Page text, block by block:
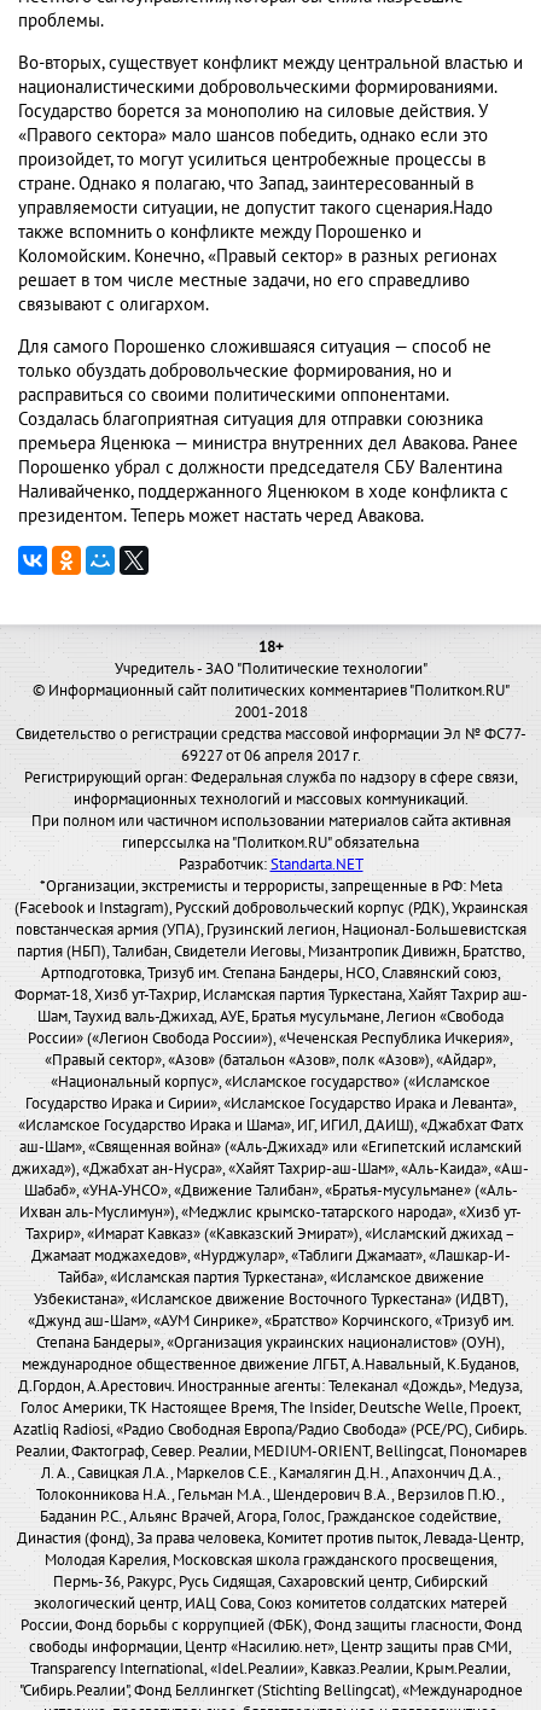
проблемы.
Во-вторых, существует конфликт между центральной властью и
националистическими добровольческими формированиями.
Государство борется за монополию на силовые действия. У
«Правого сектора» мало шансов победить, однако если это
произойдет, то могут усилиться центробежные процессы в
стране. Однако я полагаю, что Запад, заинтересованный в
управляемости ситуации, не допустит такого сценария.Надо
также вспомнить о конфликте между Порошенко и
Коломойским. Конечно, «Правый сектор» в разных регионах
решает в том числе местные задачи, но его справедливо
связывают с олигархом.
Для самого Порошенко сложившаяся ситуация — способ не
только обуздать добровольческие формирования, но и
расправиться со своими политическими оппонентами.
Создалась благоприятная ситуация для отправки союзника
премьера Яценюка — министра внутренних дел Авакова. Ранее
Порошенко убрал с должности председателя СБУ Валентина
Наливайченко, поддержанного Яценюком в ходе конфликта с
президентом. Теперь может настать черед Авакова.
18+
Учредитель - ЗАО "Политические технологии"
© Информационный сайт политических комментариев "Политком.RU"
2001-2018
Свидетельство о регистрации средства массовой информации Эл № ФС77-
69227 от 06 апреля 2017 г.
Регистрирующий орган: Федеральная служба по надзору в сфере связи,
информационных технологий и массовых коммуникаций.
При полном или частичном использовании материалов сайта активная
гиперссылка на "Политком.RU" обязательна
Разработчик:Standarta.NET
*Организации, экстремисты и террористы, запрещенные в РФ: Meta
(Facebook и Instagram), Русский добровольческий корпус (РДК), Украинская
повстанческая армия (УПА), Грузинский легион, Национал-Большевистская
партия (НБП), Талибан, Свидетели Иеговы, Мизантропик Дивижн, Братство,
Артподготовка, Тризуб им. Степана Бандеры, НСО, Славянский союз,
Формат-18, Хизб ут-Тахрир, Исламская партия Туркестана, Хайят Тахрир аш-
Шам, Таухид валь-Джихад, АУЕ, Братья мусульмане, Легион «Свобода
России» («Легион Свобода России»), «Чеченская Республика Ичкерия»,
«Правый сектор», «Азов» (батальон «Азов», полк «Азов»), «Айдар»,
«Национальный корпус», «Исламское государство» («Исламское
Государство Ирака и Сирии», «Исламское Государство Ирака и Леванта»,
«Исламское Государство Ирака и Шама», ИГ, ИГИЛ, ДАИШ), «Джабхат Фатх
аш-Шам», «Священная война» («Аль-Джихад» или «Египетский исламский
джихад»), «Джабхат ан-Нусра», «Хайят Тахрир-аш-Шам», «Аль-Каида», «Аш-
Шабаб», «УНА-УНСО», «Движение Талибан», «Братья-мусульмане» («Аль-
Ихван аль-Муслимун»), «Меджлис крымско-татарского народа», «Хизб ут-
Тахрир», «Имарат Кавказ» («Кавказский Эмират»), «Исламский джихад –
Джамаат моджахедов», «Нурджулар», «Таблиги Джамаат», «Лашкар-И-
Тайба», «Исламская партия Туркестана», «Исламское движение
Узбекистана», «Исламское движение Восточного Туркестана» (ИДВТ),
«Джунд аш-Шам», «АУМ Синрике», «Братство» Корчинского, «Тризуб им.
Степана Бандеры», «Организация украинских националистов» (ОУН),
международное общественное движение ЛГБТ, А.Навальный, К.Буданов,
Д.Гордон, А.Арестович. Иностранные агенты: Телеканал «Дождь», Медуза,
Голос Америки, ТК Настоящее Время, The Insider, Deutsche Welle, Проект,
Azatliq Radiosi, «Радио Свободная Европа/Радио Свобода» (PCE/PC), Сибирь.
Реалии, Фактограф, Север. Реалии, MEDIUM-ORIENT, Bellingcat, Пономарев
Л. А., Савицкая Л.А., Маркелов С.Е., Камалягин Д.Н., Апахончич Д.А.,
Толоконникова Н.А., Гельман М.А., Шендерович В.А., Верзилов П.Ю.,
Баданин Р.С., Альянс Врачей, Агора, Голос, Гражданское содействие,
Династия (фонд), За права человека, Комитет против пыток, Левада-Центр,
Молодая Карелия, Московская школа гражданского просвещения,
Пермь-36, Ракурс, Русь Сидящая, Сахаровский центр, Сибирский
экологический центр, ИАЦ Сова, Союз комитетов солдатских матерей
России, Фонд борьбы с коррупцией (ФБК), Фонд защиты гласности, Фонд
свободы информации, Центр «Насилию.нет», Центр защиты прав СМИ,
Transparency International, «Idel.Реалии», Кавказ.Реалии, Крым.Реалии,
"Сибирь.Реалии", Фонд Беллингкет (Stichting Bellingcat), «Международное